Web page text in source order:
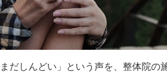
だしんどい」という声を、整体院の